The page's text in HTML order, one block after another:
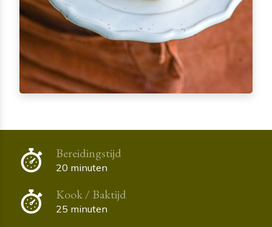
Bereidingstijd
20 minuten
Kook / Baktijd
25 minuten